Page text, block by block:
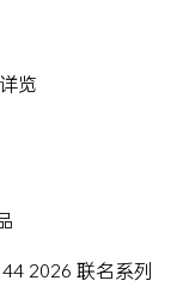
览
2026 联名系列